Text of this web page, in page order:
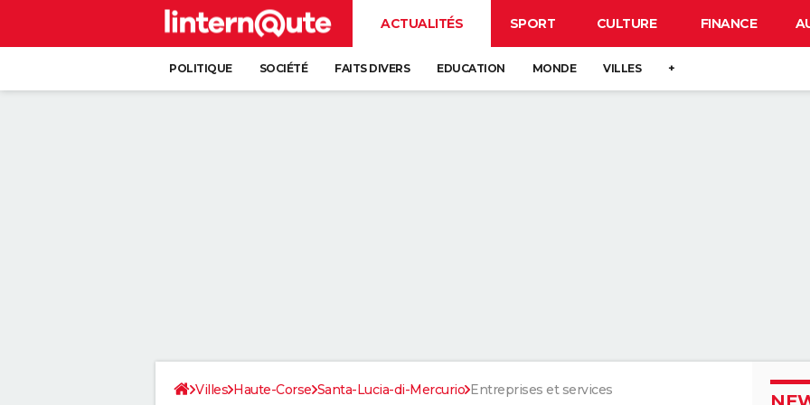
ACTUALITÉS SPORT CULTURE FINANCE
POLITIQUE SOCIÉTÉ FAITS DIVERS EDUCATION MONDE VILLES +
Villes Haute-Corse Santa-Lucia-di-Mercurio Entreprises et services